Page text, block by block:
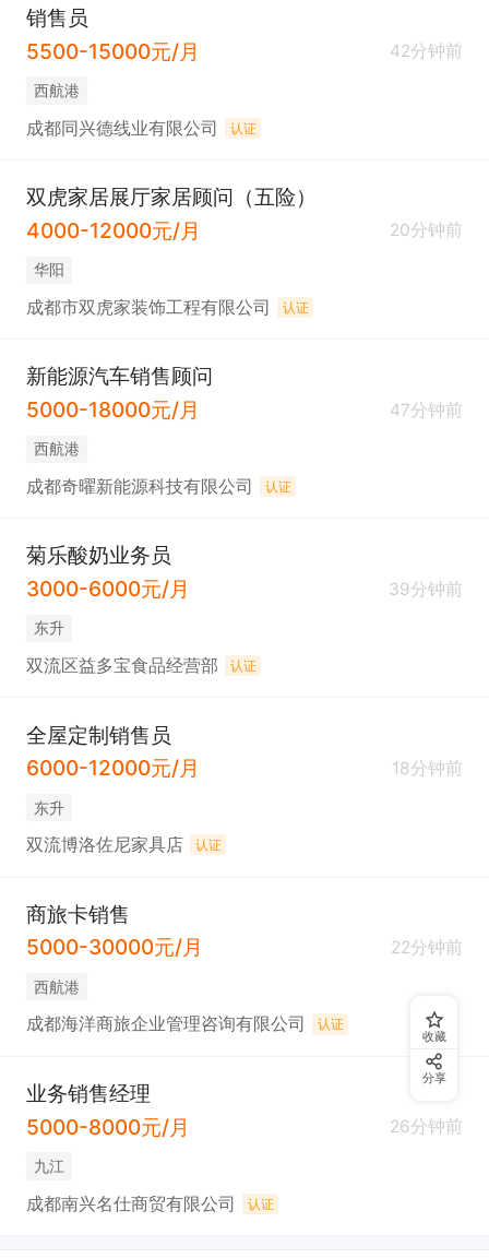
销售员
5500-15000元/月
42分钟前
西航港
成都同兴德线业有限公司 认证
双虎家居展厅家居顾问（五险）
4000-12000元/月
20分钟前
华阳
成都市双虎家装饰工程有限公司 认证
新能源汽车销售顾问
5000-18000元/月
47分钟前
西航港
成都奇曜新能源科技有限公司 认证
菊乐酸奶业务员
3000-6000元/月
39分钟前
东升
双流区益多宝食品经营部 认证
全屋定制销售员
6000-12000元/月
18分钟前
东升
双流博洛佐尼家具店 认证
商旅卡销售
5000-30000元/月
22分钟前
西航港
成都海洋商旅企业管理咨询有限公司 认证
业务销售经理
5000-8000元/月
26分钟前
九江
成都南兴名仕商贸有限公司 认证
收藏
分享